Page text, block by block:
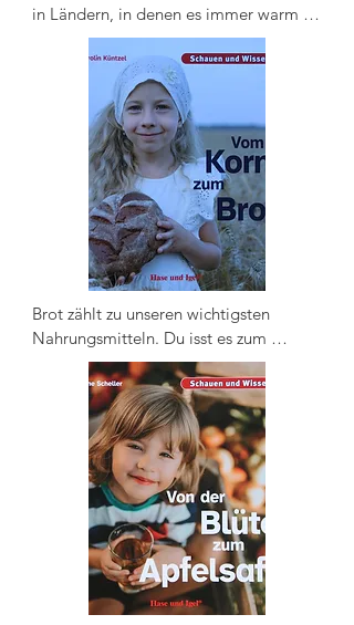
in Ländern, in denen es immer warm
und feucht ist. Bis zu fünfzig
Kakaobohnen stecken in jeder Frucht.
So viele braucht man ungefähr für eine
Tafel Schokolade. Noch schmecken sie
bitter und haben eine lange Reise vor
sich, bis sie als süße Leckerei in deinem
Mund landen.
Wie aus Kakaobohnen Schokolade
hergestellt wird, erfährst du Schritt für
Schritt in diesem Buch.
Brot zählt zu unseren wichtigsten
Nahrungsmitteln. Du isst es zum
Frühstück, in der Pause oder am Abend.
Bei uns gibt es ungefähr 3000 Sorten -
ganz schön viele!
Eins ist allen gemeinsam: Sie enthalten
Mehl. Es besteht aus Getreide, das als
Weizen, Dinkel oder Roggen auf
Feldern wächst.